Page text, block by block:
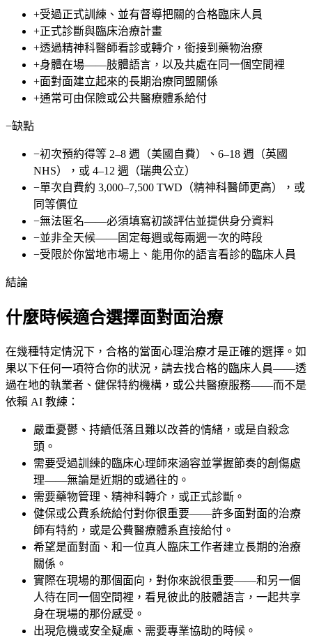
+受過正式訓練、並有督導把關的合格臨床人員
+正式診斷與臨床治療計畫
+透過精神科醫師看診或轉介，銜接到藥物治療
+身體在場——肢體語言，以及共處在同一個空間裡
+面對面建立起來的長期治療同盟關係
+通常可由保險或公共醫療體系給付
−缺點
−初次預約得等 2–8 週 （美國自費）、 6–18 週
（英國
NHS），或 4–12 週
（瑞典公立）
−單次自費約 3,000–7,500 TWD （精神科醫師更高），或
同等價位
−無法匿名——必須填寫初談評估並提供身分資料
−並非全天候——固定每週或每兩週一次的時段
−受限於你當地市場上、能用你的語言看診的臨床人員
結論
什麼時候適合選擇面對面治療
在幾種特定情況下，合格的當面心理治療才是正確的選擇。如
果以下任何一項符合你的狀況，請去找合格的臨床人員——透
過在地的執業者、健保特約機構，或公共醫療服務——而不是
依賴 AI 教練：
嚴重憂鬱、持續低落且難以改善的情緒，或是自殺念
頭。
需要受過訓練的臨床心理師來涵容並掌握節奏的創傷處
理——無論是近期的或過往的。
需要藥物管理、精神科轉介，或正式診斷。
健保或公費系統給付對你很重要——許多面對面的治療
師有特約，或是公費醫療體系直接給付。
希望是面對面、和一位真人臨床工作者建立長期的治療
關係。
實際在現場的那個面向，對你來說很重要——和另一個
人待在同一個空間裡，看見彼此的肢體語言，一起共享
身在現場的那份感受。
出現危機或安全疑慮、需要專業協助的時候。